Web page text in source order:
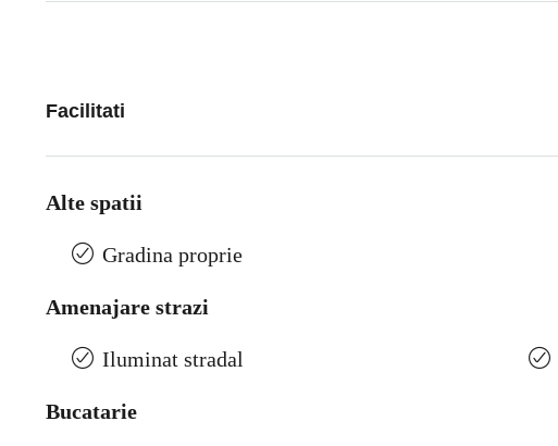
Facilitati
Alte spatii
Gradina proprie
Amenajare strazi
Iluminat stradal
Bucatarie